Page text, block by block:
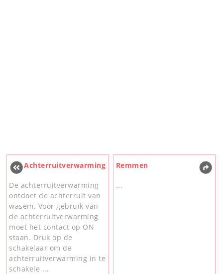
Achterruitverwarming
De achterruitverwarming
ontdoet de achterruit van
wasem. Voor gebruik van
de achterruitverwarming
moet het contact op ON
staan. Druk op de
schakelaar om de
achterruitverwarming in te
schakele ...
Remmen
...